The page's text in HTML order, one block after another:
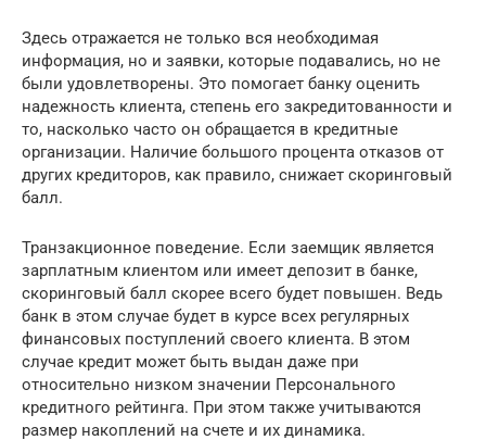
Здесь отражается не только вся необходимая
информация, но и заявки, которые подавались, но не
были удовлетворены. Это помогает банку оценить
надежность клиента, степень его закредитованности и
то, насколько часто он обращается в кредитные
организации. Наличие большого процента отказов от
других кредиторов, как правило, снижает скоринговый
балл.
Транзакционное поведение. Если заемщик является
зарплатным клиентом или имеет депозит в банке,
скоринговый балл скорее всего будет повышен. Ведь
банк в этом случае будет в курсе всех регулярных
финансовых поступлений своего клиента. В этом
случае кредит может быть выдан даже при
относительно низком значении Персонального
кредитного рейтинга. При этом также учитываются
размер накоплений на счете и их динамика.